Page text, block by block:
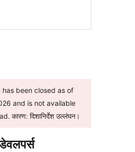
has been closed as of
and is not available
कारण: दिशानिर्देश उल्लंघन।